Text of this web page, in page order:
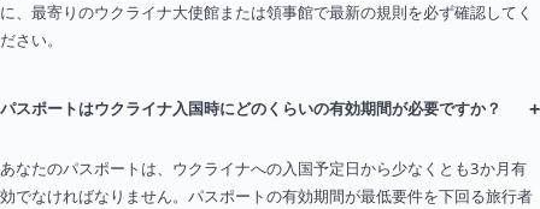
に、最寄りのウクライナ大使館または領事館で最新の規則を必ず確認してく
ださい。
パスポートはウクライナ入国時にどのくらいの有効期間が必要ですか？ +
あなたのパスポートは、ウクライナへの入国予定日から少なくとも3か月有
効でなければなりません。パスポートの有効期間が最低要件を下回る旅行者